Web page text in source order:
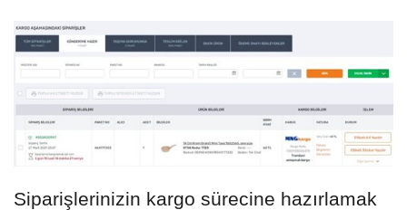
Siparişlerinizin kargo sürecine hazırlamak